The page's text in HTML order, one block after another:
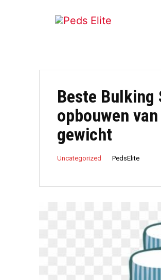
Beste Bulking
opbouwen
gewicht
Uncategorized PedsElite